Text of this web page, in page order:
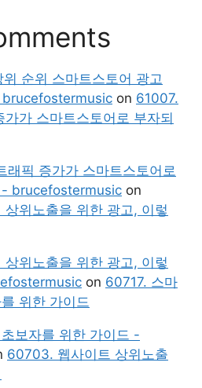
순위 스마트스토어 광고
brucefostermusic on 61007.
가 스마트스토어로 부자되
래픽 증가가 스마트스토어로
- brucefostermusic on
위노출을 위한 광고, 이렇
위노출을 위한 광고, 이렇
on 60717. 스마
위한 가이드
보자를 위한 가이드 -
60703. 웹사이트 상위노출